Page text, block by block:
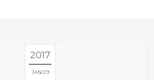
2017
JAN 29